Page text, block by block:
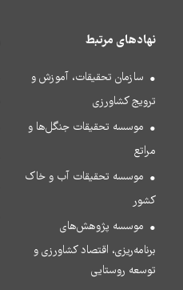
نهادهای مرتبط
سازمان تحقیقات، آموزش و
ترویج کشاورزی
موسسه تحقیقات جنگل‌ها و
مراتع
موسسه تحقیقات آب و خاک
کشور
موسسه پژوهش‌های
برنامه‌ریزی، اقتصاد کشاورزی و
توسعه روستایی